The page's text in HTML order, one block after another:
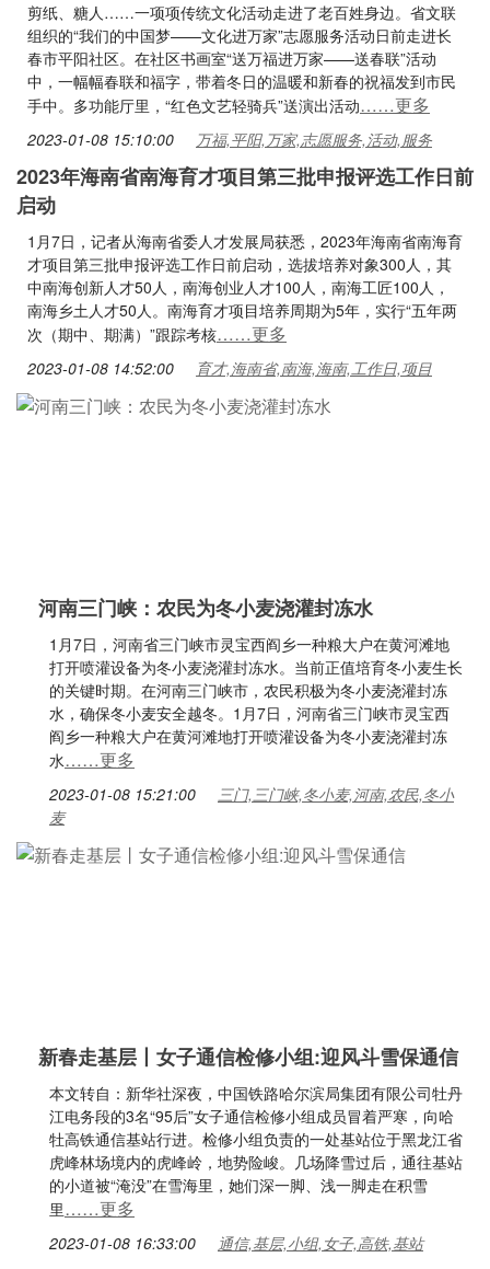
剪纸、糖人……一项项传统文化活动走进了老百姓身边。省文联
组织的“我们的中国梦——文化进万家”志愿服务活动日前走进长
春市平阳社区。在社区书画室“送万福进万家——送春联”活动
中，一幅幅春联和福字，带着冬日的温暖和新春的祝福发到市民
手中。多功能厅里，“红色文艺轻骑兵”送演出活动……更多
2023-01-08 15:10:00 万福,平阳,万家,志愿服务,活动,服务
2023年海南省南海育才项目第三批申报评选工作日前
启动
1月7日，记者从海南省委人才发展局获悉，2023年海南省南海育
才项目第三批申报评选工作日前启动，选拔培养对象300人，其
中南海创新人才50人，南海创业人才100人，南海工匠100人，
南海乡土人才50人。南海育才项目培养周期为5年，实行“五年两
次（期中、期满）”跟踪考核……更多
2023-01-08 14:52:00 育才,海南省,南海,海南,工作日,项目
河南三门峡：农民为冬小麦浇灌封冻水
1月7日，河南省三门峡市灵宝西阎乡一种粮大户在黄河滩地
打开喷灌设备为冬小麦浇灌封冻水。当前正值培育冬小麦生长
的关键时期。在河南三门峡市，农民积极为冬小麦浇灌封冻
水，确保冬小麦安全越冬。1月7日，河南省三门峡市灵宝西
阎乡一种粮大户在黄河滩地打开喷灌设备为冬小麦浇灌封冻
水……更多
2023-01-08 15:21:00
三门,三门峡,冬小麦,河南,农民,冬小
麦
新春走基层丨女子通信检修小组:迎风斗雪保通信
本文转自：新华社深夜，中国铁路哈尔滨局集团有限公司牡丹
江电务段的3名“95后”女子通信检修小组成员冒着严寒，向哈
牡高铁通信基站行进。检修小组负责的一处基站位于黑龙江省
虎峰林场境内的虎峰岭，地势险峻。几场降雪过后，通往基站
的小道被“淹没”在雪海里，她们深一脚、浅一脚走在积雪
里……更多
2023-01-08 16:33:00 通信,基层,小组,女子,高铁,基站